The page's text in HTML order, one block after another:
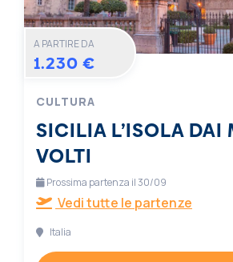
A PARTIRE DA
1.230 €
CULTURA
SICILIA L’ISOLA DAI
VOLTI
Prossima partenza il 30/09
Vedi tutte le partenze
Italia